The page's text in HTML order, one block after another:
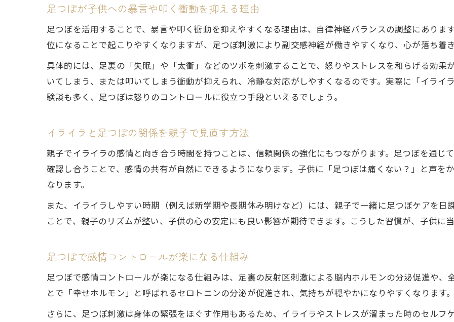
子どもへのイライラに足つぼが効く仕組みを検証
足つぼがイライラ解消に効果的な科学的根拠
足裏刺激で感情が安定するメカニズムに注目
足つぼで子供に暴言を吐いてしまう悩みを解消
足つぼケアが育児ストレスを和らげる理由とは
イライラが続く時の足つぼセルフケアのコツ
子供に当たってしまう前の足つぼ活用法
親子のための足つぼセルフケア習慣の作り方
足つぼが子供への暴言や叩く衝動を抑える理由
足つぼを活用することで、暴言や叩く衝動を抑えやすくなる理由は、自律神経バランスの調整にありま
位になることで起こりやすくなりますが、足つぼ刺激により副交感神経が働きやすくなり、心が落ち着
具体的には、足裏の「失眠」や「太衝」などのツボを刺激することで、怒りやストレスを和らげる効果
いてしまう、または叩いてしまう衝動が抑えられ、冷静な対応がしやすくなるのです。実際に「イライ
験談も多く、足つぼは怒りのコントロールに役立つ手段といえるでしょう。
イライラと足つぼの関係を親子で見直す方法
親子でイライラの感情と向き合う時間を持つことは、信頼関係の強化にもつながります。足つぼを通じ
確認し合うことで、感情の共有が自然にできるようになります。子供に「足つぼは痛くない？」と声を
なります。
また、イライラしやすい時期（例えば新学期や長期休み明けなど）には、親子で一緒に足つぼケアを日
ことで、親子のリズムが整い、子供の心の安定にも良い影響が期待できます。こうした習慣が、子供に
足つぼで感情コントロールが楽になる仕組み
足つぼで感情コントロールが楽になる仕組みは、足裏の反射区刺激による脳内ホルモンの分泌促進や、
とで「幸せホルモン」と呼ばれるセロトニンの分泌が促進され、気持ちが穏やかになりやすくなります
さらに、足つぼ刺激は身体の緊張をほぐす作用もあるため、イライラやストレスが溜まった時のセルフ